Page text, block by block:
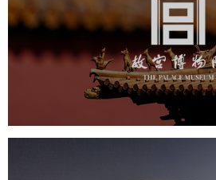
文化艺术 博物馆 智慧博物
景区网站建设
文创商城 万